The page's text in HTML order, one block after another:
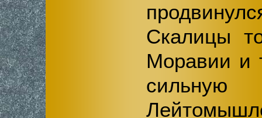
Скалицы
Моравии и